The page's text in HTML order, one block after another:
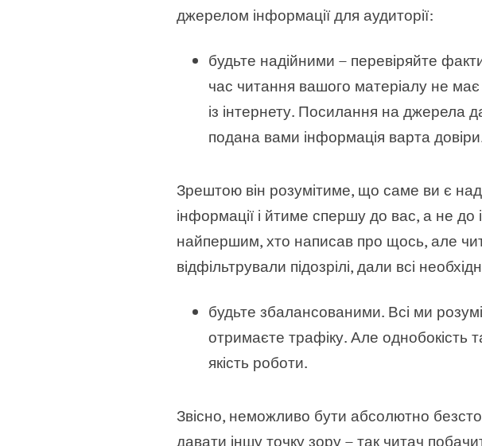
джерелом інформації для аудиторії:
будьте надійними – перевіряйте
час читання вашого матеріалу не
із інтернету. Посилання на джерела
подана вами інформація варта
Зрештою він розумітиме, що саме ви є
інформації і йтиме спершу до вас, а не
найпершим, хто написав про щось, але
відфільтрували підозрілі, дали всі
будьте збалансованими. Всі ми
отримаєте трафіку. Але однобокість
якість роботи.
Звісно, неможливо бути абсолютно
давати іншу точку зору – так читач